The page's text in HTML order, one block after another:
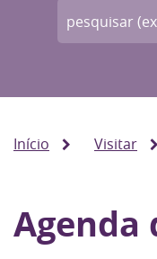
Início Visitar
Agenda